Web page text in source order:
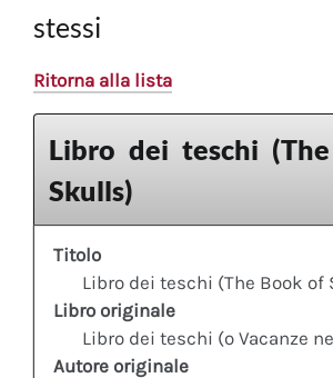
stessi
Ritorna alla lista
Libro dei teschi
Skulls)
Titolo
Libro dei teschi (The Book of
Libro originale
Libro dei teschi (o Vacanze
Autore originale